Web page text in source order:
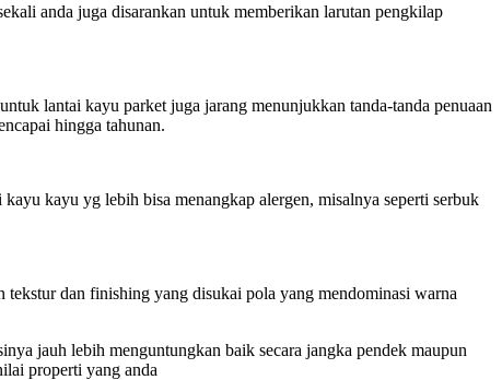
anda juga disarankan untuk memberikan larutan pengkilap
lantai kayu parket juga jarang menunjukkan tanda-tanda penuaan
hingga tahunan.
kayu yg lebih bisa menangkap alergen, misalnya seperti serbuk
dan finishing yang disukai pola yang mendominasi warna
jauh lebih menguntungkan baik secara jangka pendek maupun
properti yang anda